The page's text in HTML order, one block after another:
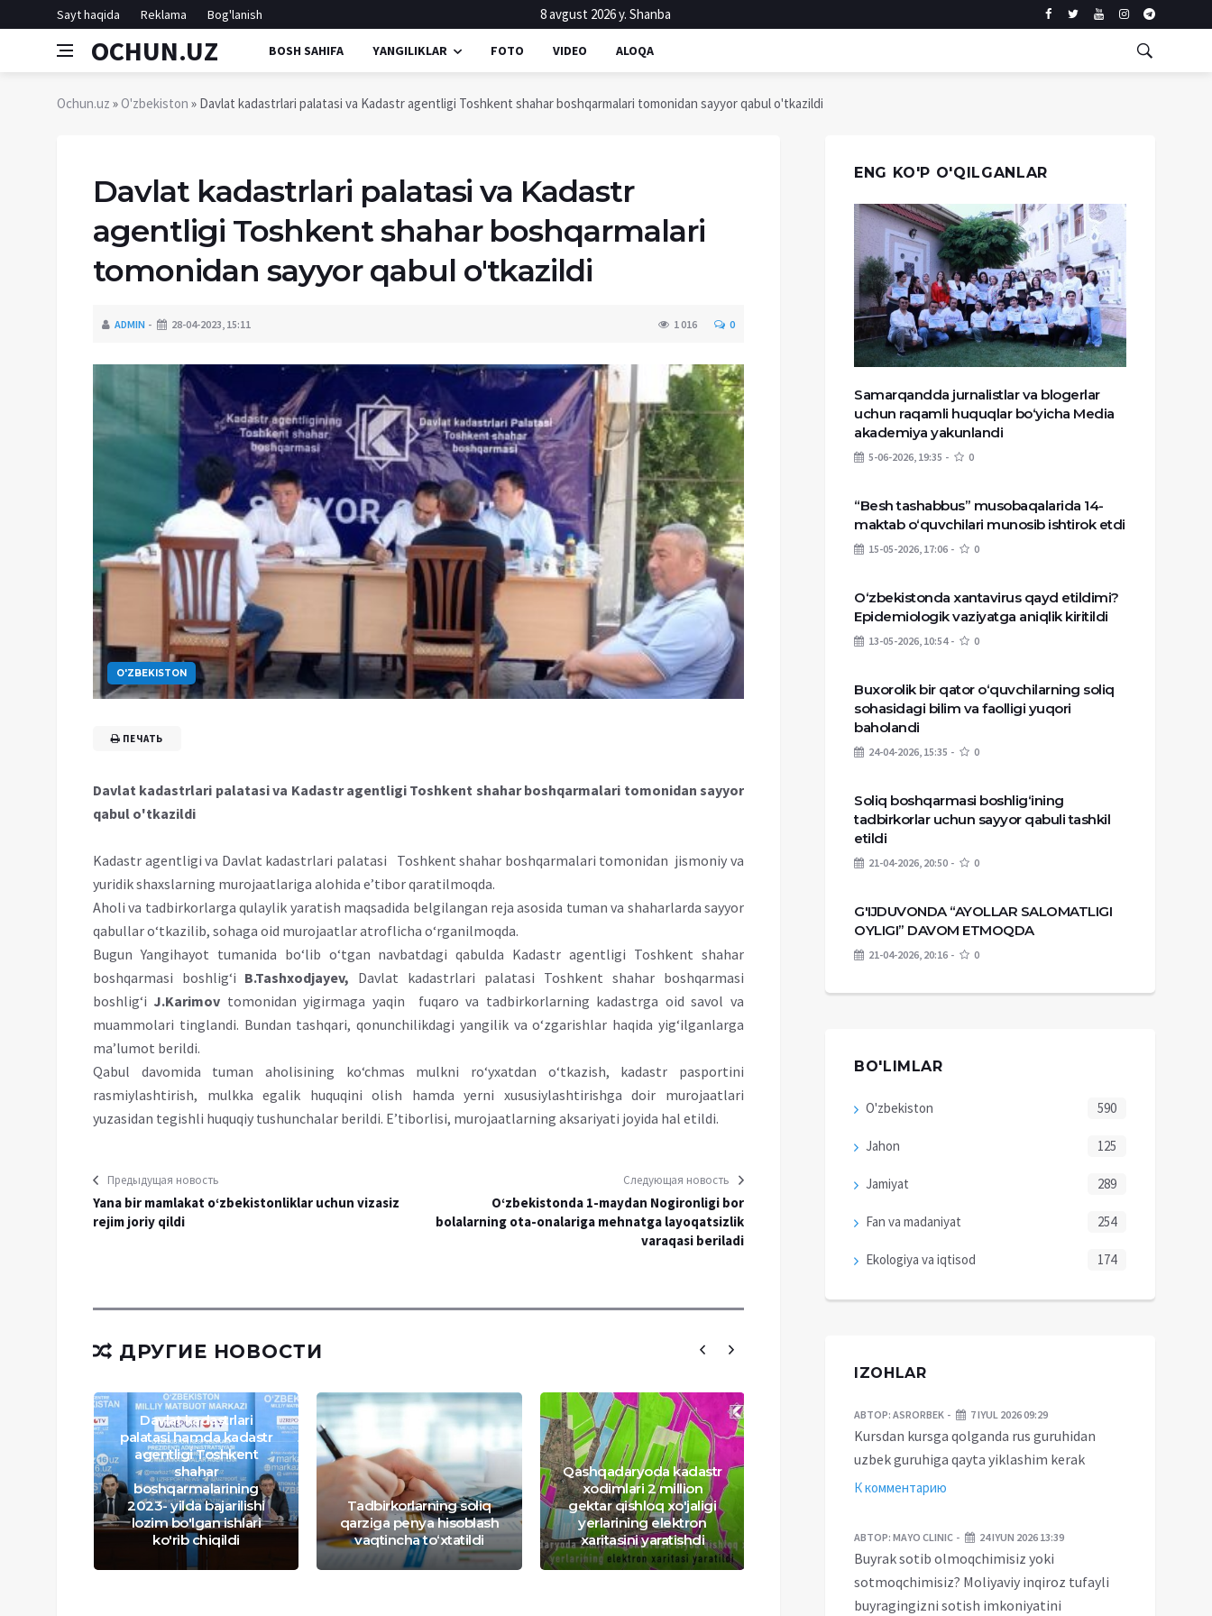
Sayt haqida Reklama Bog'lanish 8 avgust 2026 y. Shanba
OCHUN.UZ BOSH SAHIFA YANGILIKLAR FOTO VIDEO ALOQA
Ochun.uz »O'zbekiston » Davlat kadastrlari palatasi va Kadastr agentligi Toshkent shahar boshqarmalari tomonidan sayyor qabul o'tkazildi
Davlat kadastrlari palatasi va Kadastr
agentligi Toshkent shahar boshqarmalari
tomonidan sayyor qabul o'tkazildi
ADMIN 28-04-2023, 15:11 1 016 0
O'ZBEKISTON
ПЕЧАТЬ
Davlat kadastrlari palatasi va Kadastr agentligi Toshkent shahar boshqarmalari tomonidan sayyor
qabul o'tkazildi
Kadastr agentligi va Davlat kadastrlari palatasi Toshkent shahar boshqarmalari tomonidan jismoniy va
yuridik shaxslarning murojaatlariga alohida e’tibor qaratilmoqda.
Aholi va tadbirkorlarga qulaylik yaratish maqsadida belgilangan reja asosida tuman va shaharlarda sayyor
qabullar o‘tkazilib, sohaga oid murojaatlar atroflicha o‘rganilmoqda.
Bugun Yangihayot tumanida bo‘lib o‘tgan navbatdagi qabulda Kadastr agentligi Toshkent shahar
boshqarmasi boshlig‘i B.Tashxodjayev, Davlat kadastrlari palatasi Toshkent shahar boshqarmasi
boshlig‘i J.Karimov tomonidan yigirmaga yaqin fuqaro va tadbirkorlarning kadastrga oid savol va
muammolari tinglandi. Bundan tashqari, qonunchilikdagi yangilik va o‘zgarishlar haqida yig‘ilganlarga
ma’lumot berildi.
Qabul davomida tuman aholisining ko‘chmas mulkni ro‘yxatdan o‘tkazish, kadastr pasportini
rasmiylashtirish, mulkka egalik huquqini olish hamda yerni xususiylashtirishga doir murojaatlari
yuzasidan tegishli huquqiy tushunchalar berildi. E’tiborlisi, murojaatlarning aksariyati joyida hal etildi.
Предыдущая новость
Yana bir mamlakat o‘zbekistonliklar uchun vizasiz
rejim joriy qildi
Следующая новость
O‘zbekistonda 1-maydan Nogironligi bor
bolalarning ota-onalariga mehnatga layoqatsizlik
varaqasi beriladi
ДРУГИЕ НОВОСТИ
Davlat kadastrlari
palatasi hamda kadastr
agentligi Toshkent
shahar
boshqarmalarining
2023- yilda bajarilishi
lozim bo'lgan ishlari
ko'rib chiqildi
Tadbirkorlarning soliq
qarziga penya hisoblash
vaqtincha to‘xtatildi
Qashqadaryoda kadastr
xodimlari 2 million
gektar qishloq xo'jaligi
yerlarining elektron
xaritasini yaratishdi
Endilikda gibrid
raqami beriladi
harakatlanadi
ENG KO'P O'QILGANLAR
Samarqandda jurnalistlar va blogerlar
uchun raqamli huquqlar bo‘yicha Media
akademiya yakunlandi
5-06-2026, 19:35 0
“Besh tashabbus” musobaqalarida 14-
maktab o‘quvchilari munosib ishtirok etdi
15-05-2026, 17:06 0
O‘zbekistonda xantavirus qayd etildimi?
Epidemiologik vaziyatga aniqlik kiritildi
13-05-2026, 10:54 0
Buxorolik bir qator o‘quvchilarning soliq
sohasidagi bilim va faolligi yuqori
baholandi
24-04-2026, 15:35 0
Soliq boshqarmasi boshlig‘ining
tadbirkorlar uchun sayyor qabuli tashkil
etildi
21-04-2026, 20:50 0
G'IJDUVONDA “AYOLLAR SALOMATLIGI
OYLIGI” DAVOM ETMOQDA
21-04-2026, 20:16 0
BO'LIMLAR
O'zbekiston 590
Jahon 125
Jamiyat 289
Fan va madaniyat 254
Ekologiya va iqtisod 174
IZOHLAR
АВТОР: ASRORBEK 7 IYUL 2026 09:29
Kursdan kursga qolganda rus guruhidan
uzbek guruhiga qayta yiklashim kerak
К комментарию
АВТОР: MAYO CLINIC 24 IYUN 2026 13:39
Buyrak sotib olmoqchimisiz yoki
sotmoqchimisiz? Moliyaviy inqiroz tufayli
buyragingizni sotish imkoniyatini